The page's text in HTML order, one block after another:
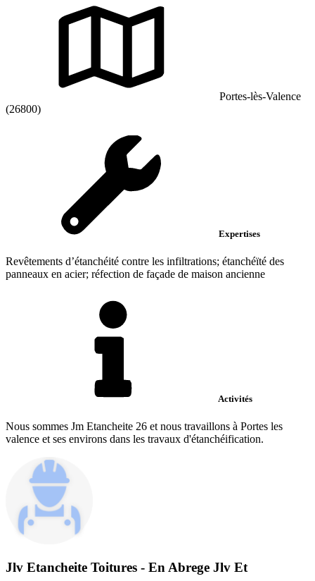
Portes-lès-Valence
(26800)
Expertises
Revêtements d’étanchéité contre les infiltrations; étanchéïté des
panneaux en acier; réfection de façade de maison ancienne
Activités
Nous sommes Jm Etancheite 26 et nous travaillons à Portes les
valence et ses environs dans les travaux d'étanchéification.
Jlv Etancheite Toitures - En Abrege Jlv Et